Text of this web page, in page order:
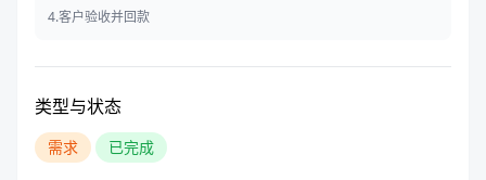
4.客户验收并回款
类型与状态
需求 已完成